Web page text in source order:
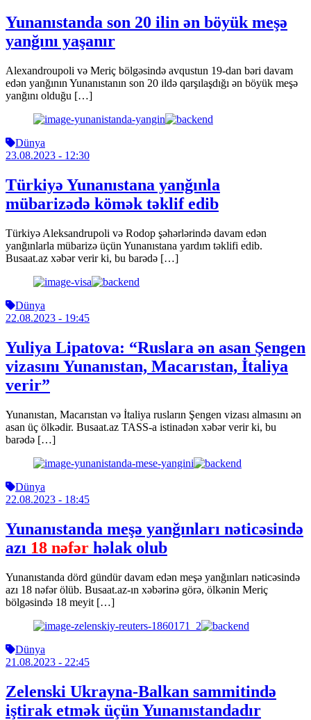
Yunanıstanda son 20 ilin ən böyük meşə
yanğını yaşanır
Alexandroupoli və Meriç bölgəsində avqustun 19-dan bəri davam
edən yanğının Yunanıstanın son 20 ildə qarşılaşdığı ən böyük meşə
yanğını olduğu […]
Dünya
23.08.2023 - 12:30
Türkiyə Yunanıstana yanğınla
mübarizədə kömək təklif edib
Türkiyə Aleksandrupoli və Rodop şəhərlərində davam edən
yanğınlarla mübarizə üçün Yunanıstana yardım təklifi edib.
Busaat.az xəbər verir ki, bu barədə […]
Dünya
22.08.2023 - 19:45
Yuliya Lipatova: “Ruslara ən asan Şengen
vizasını Yunanıstan, Macarıstan, İtaliya
verir”
Yunanıstan, Macarıstan və İtaliya rusların Şengen vizası almasını ən
asan üç ölkədir. Busaat.az TASS-a istinadən xəbər verir ki, bu
barədə […]
Dünya
22.08.2023 - 18:45
Yunanıstanda meşə yanğınları nəticəsində
azı 18 nəfər həlak olub
Yunanıstanda dörd gündür davam edən meşə yanğınları nəticəsində
azı 18 nəfər ölüb. Busaat.az-ın xəbərinə görə, ölkənin Meriç
bölgəsində 18 meyit […]
Dünya
21.08.2023 - 22:45
Zelenski Ukrayna-Balkan sammitində
iştirak etmək üçün Yunanıstandadır